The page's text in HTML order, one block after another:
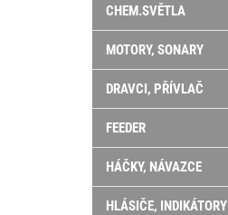
CHEM.SVĚTLA
MOTORY, SONARY
DRAVCI, PŘÍVLAČ
FEEDER
HÁČKY, NÁVAZCE
HLÁSIČE, INDIKÁTORY